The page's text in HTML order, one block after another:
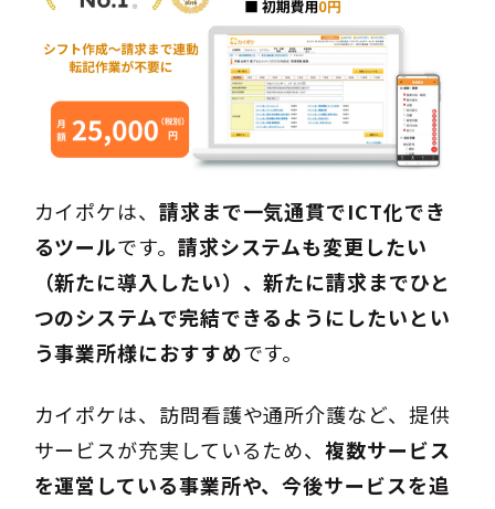
カイポケは、 請求まで一気通貫でICT化でき
るツールです。 請求システムも変更したい
（新たに導入したい）、新たに請求までひと
つのシステムで完結できるようにしたいとい
う事業所様におすすめです。
カイポケは、訪問看護や通所介護など、提供
サービスが充実しているため、複数サービス
を運営している事業所や、今後サービスを追